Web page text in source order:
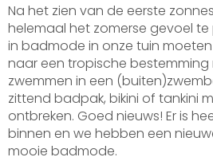
Na het zien van de eerste
helemaal het zomerse gevoel te
in badmode in onze tuin
naar een tropische
zwemmen in een
zittend badpak, bikini of tankini
ontbreken. Goed nieuws! Er is
binnen en we hebben een
mooie badmode.